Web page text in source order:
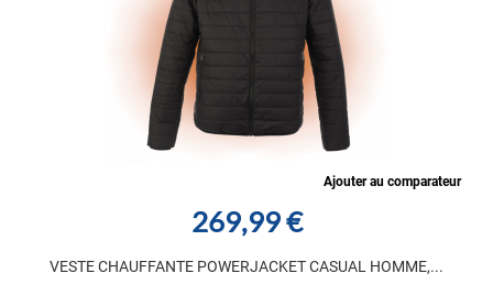
Ajouter au comparateur
269,99 €
VESTE CHAUFFANTE POWERJACKET CASUAL HOMME,...